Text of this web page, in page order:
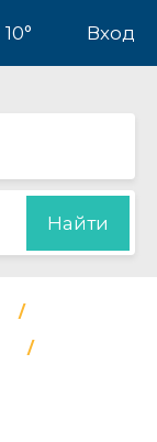
10° Вход
Найти